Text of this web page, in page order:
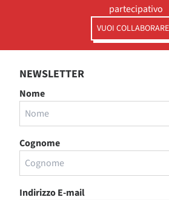
partecipativo
VUOI
NEWSLETTER
Nome
Cognome
Indirizzo E-mail